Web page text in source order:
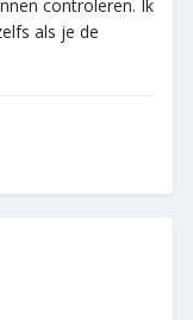
controleren. Ik
als je de